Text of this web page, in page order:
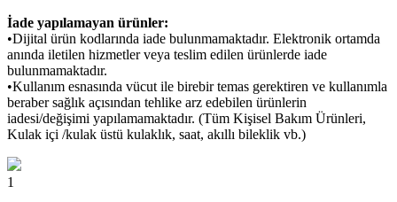
İade yapılamayan ürünler:
•Dijital ürün kodlarında iade bulunmamaktadır. Elektronik ortamda
anında iletilen hizmetler veya teslim edilen ürünlerde iade
bulunmamaktadır.
•Kullanım esnasında vücut ile birebir temas gerektiren ve kullanımla
beraber sağlık açısından tehlike arz edebilen ürünlerin
iadesi/değişimi yapılamamaktadır. (Tüm Kişisel Bakım Ürünleri,
Kulak içi /kulak üstü kulaklık, saat, akıllı bileklik vb.)
1